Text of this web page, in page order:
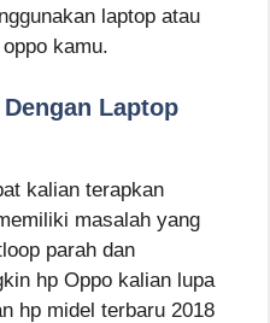
laptop atau
kamu.
Laptop
kalian terapkan
masalah yang
parah dan
hp Oppo kalian lupa
hp midel terbaru 2018